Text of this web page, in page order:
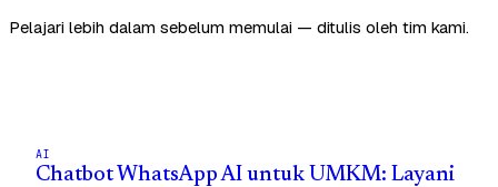
Pelajari lebih dalam sebelum memulai — ditulis oleh tim kami.
AI
Chatbot WhatsApp AI untuk UMKM: Layani